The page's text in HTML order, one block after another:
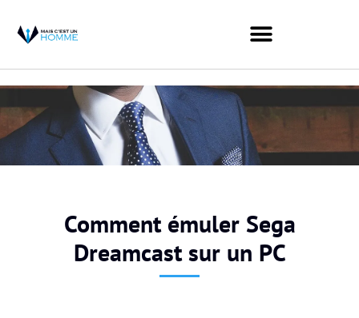
Comment émuler Sega
Dreamcast sur un PC